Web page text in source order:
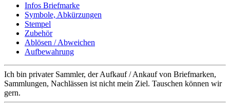
Infos Briefmarke
Symbole, Abkürzungen
Stempel
Zubehör
Ablösen / Abweichen
Aufbewahrung
Ich bin privater Sammler, der Aufkauf / Ankauf von Briefmarken,
Sammlungen, Nachlässen ist nicht mein Ziel. Tauschen können wir
gern.